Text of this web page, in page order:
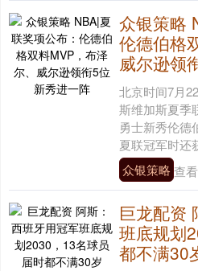
众银策略
伦德伯格
威尔逊领
北京时间7月
斯维加斯夏季
勇士新秀伦德
夏联冠军时还
众银策略 查看
巨龙配资
班底规划
都不满30